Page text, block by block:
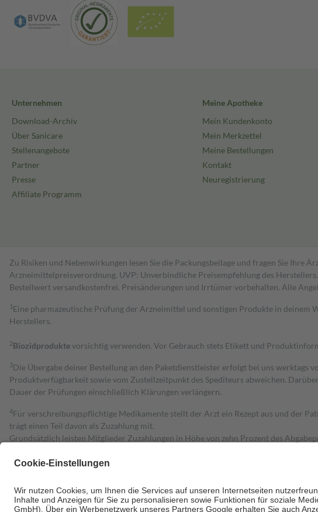
Unternehmen
Download-Archiv
Über Sanicare
Stellenangebote
Partner
Presse
Affiliate Programm
Meine Apotheke
Mein Kundenkonto
Mein Merkzettel
Meine Bestellungen
Kontakt
Neuregistrierung
Zu Risiken und Nebenwirkungen lesen Sie die Packungsbeilage und fragen Sie
Arzneimittelpreisverordnung. UVP: Unverbindliche Preisempfehlung des
Bestell­wert versand­kosten­frei. Preisänderungen und Irrtümer vorbehalten. Alle
1 Eine pharmazeutische Prüfung der Arzneimittel und sonstigen Produkte in
Herstellers.
2Biozidproduktevorsichtig verwenden. Vor Gebrauch stets Etikett und
3Die Übergabe deiner Bestellung an den Paketdienstleister erfolgt bei uns werktags
Produktverfügbarkeit sowie vom Zustellzeitpunkt des Spediteurs abweichen.
Dauer der Prüfungen einschließlich Klärungen verlängern.
4Für verschreibungspflichtige Medikamente stellt der Arzt ein Rezept aus und der
trägt einen Teil davon als Zuzahlung mit.
Grundsätzlich leisten Mitglieder Zuzahlungen in Höhe von zehn Prozent des
Diese Regeln gelten grundsätzlich auch für Online-Apotheken.
Um das Engagement der Versicherten für ihre eigene Gesundheit zu stärken und
• Kindern und Jugendlichen bis zum vollendeten 18. Lebensjahr mit Ausnahme der